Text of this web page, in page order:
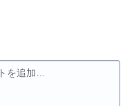
を追加…